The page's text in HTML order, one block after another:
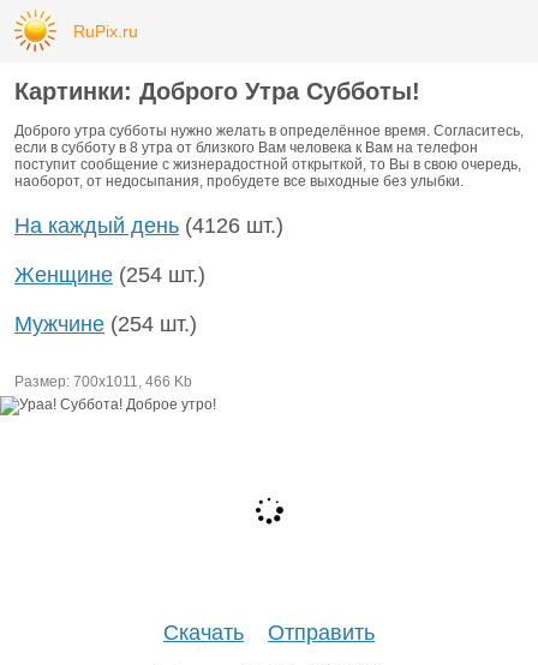
RuPix.ru
Картинки: Доброго Утра Субботы!
Доброго утра субботы нужно желать в определённое время. Согласитесь,
если в субботу в 8 утра от близкого Вам человека к Вам на телефон
поступит сообщение с жизнерадостной открыткой, то Вы в свою очередь,
наоборот, от недосыпания, пробудете все выходные без улыбки.
На каждый день (4126 шт.)
Женщине (254 шт.)
Мужчине (254 шт.)
Размер: 700х1011, 466 Kb
Скачать Отправить